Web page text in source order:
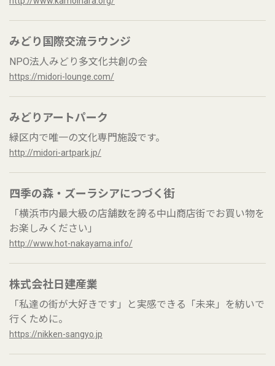
みどり国際交流ラウンジ
NPO法人みどり多文化共創の会
https://midori-lounge.com/
みどりアートパーク
緑区内で唯一の文化専門施設です。
http://midori-artpark.jp/
四季の森・ズーラシアにつづく街
「横浜市内最大級の店舗数を誇る中山商店街でお買い物を
お楽しみください」
http://www.hot-nakayama.info/
株式会社日建産業
「私達の街が大好きです」と実感できる「未来」を紡いで
行くために。
https://nikken-sangyo.jp